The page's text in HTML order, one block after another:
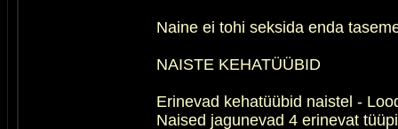
Naine ei tohi seksida enda
NAISTE KEHATÜÜBID
Erinevad kehatüübid naistel -
Naised jagunevad 4 erinevat